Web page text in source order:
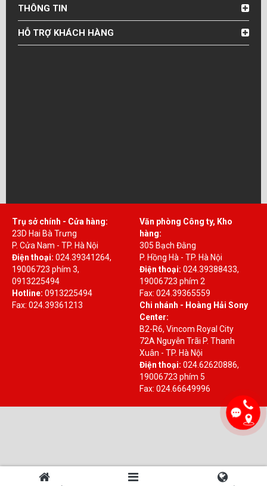
THÔNG TIN
HỖ TRỢ KHÁCH HÀNG
Trụ sở chính - Cửa hàng:
23D Hai Bà Trưng
P. Cửa Nam - TP. Hà Nội
Điện thoại: 024.39341264,
19006723 phím 3,
0913225494
Hotline: 0913225494
Fax: 024.39361213
Văn phòng Công ty, Kho
hàng:
305 Bạch Đằng
P. Hồng Hà - TP. Hà Nội
Điện thoại: 024.39388433,
19006723 phím 2
Fax: 024.39365559
Chi nhánh - Hoàng Hải Sony
Center:
B2-R6, Vincom Royal City
72A Nguyễn Trãi P. Thanh
Xuân - TP. Hà Nội
Điện thoại: 024.62620886,
19006723 phím 5
Fax: 024.66649996